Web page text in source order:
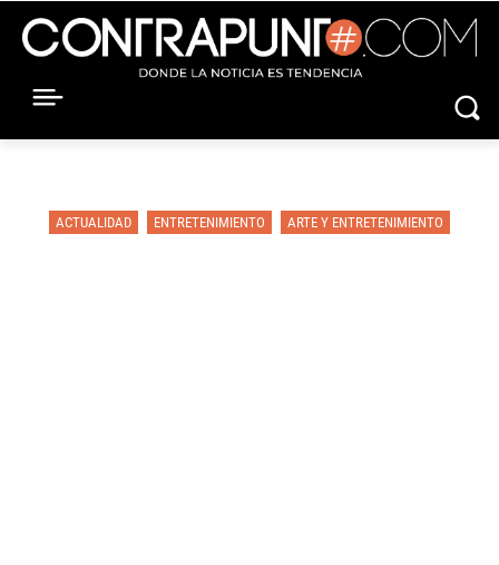
ACTUALIDAD ENTRETENIMIENTO ARTE Y ENTRETENIMIENTO